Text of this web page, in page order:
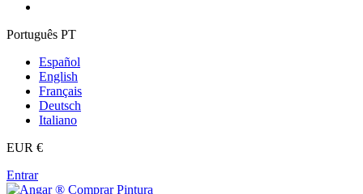
Português PT
Español
English
Français
Deutsch
Italiano
EUR €
Entrar